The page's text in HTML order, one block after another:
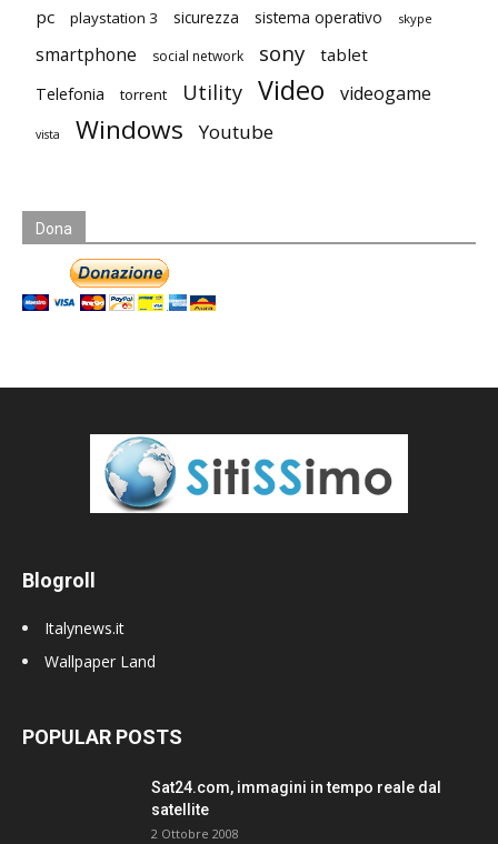
pc playstation 3 sicurezza sistema operativo skype
smartphone social network sony tablet
Telefonia torrent Utility Video videogame
vista Windows Youtube
Dona
Blogroll
Italynews.it
Wallpaper Land
POPULAR POSTS
Sat24.com, immagini in tempo reale dal
satellite
2 Ottobre 2008